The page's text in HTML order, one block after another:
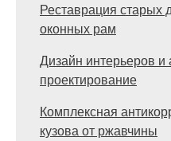
Реставрация старых
оконных рам
Дизайн интерьеров и
проектирование
Комплексная
кузова от ржавчины